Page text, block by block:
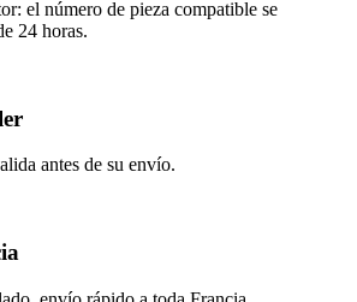
el número de pieza compatible se
24 horas.
antes de su envío.